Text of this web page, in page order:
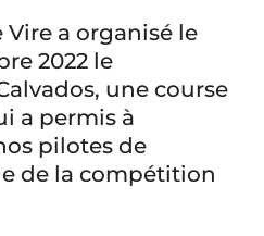
Vire a organisé le
2022 le
une course
a permis à
pilotes de
de la compétition